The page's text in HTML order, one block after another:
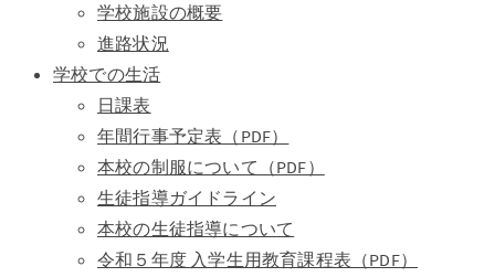
学校施設の概要
進路状況
学校での生活
日課表
年間行事予定表（PDF）
本校の制服について（PDF）
生徒指導ガイドライン
本校の生徒指導について
令和５年度 入学生用教育課程表（PDF）